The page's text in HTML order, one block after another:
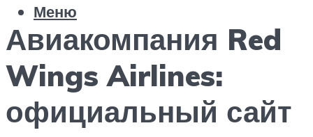
Меню
Авиакомпания Red
Wings Airlines:
официальный сайт